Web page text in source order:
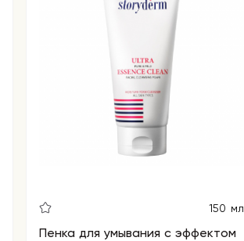
150 мл
Пенка для умывания с эффектом